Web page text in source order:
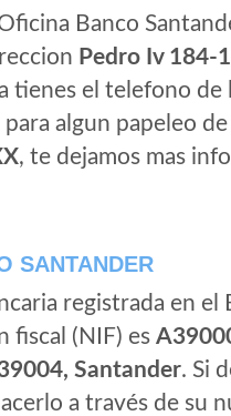
Banco
Pedro Iv 184-
tienes el telefono de
algun papeleo
, te dejamos mas
SANTANDER
registrada en el
fiscal (NIF) es
Santander. Si
a través de su